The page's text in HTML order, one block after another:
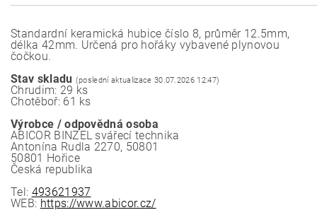
Standardní keramická hubice číslo 8, průměr 12.5mm,
délka 42mm. Určená pro hořáky vybavené plynovou
čočkou.
Stav skladu (poslední aktualizace 30.07.2026 12:47)
Chrudim: 29 ks
Chotěboř: 61 ks
Výrobce / odpovědná osoba
ABICOR BINZEL svářecí technika
Antonína Rudla 2270, 50801
50801 Hořice
Česká republika
Tel: 493621937
WEB: https://www.abicor.cz/